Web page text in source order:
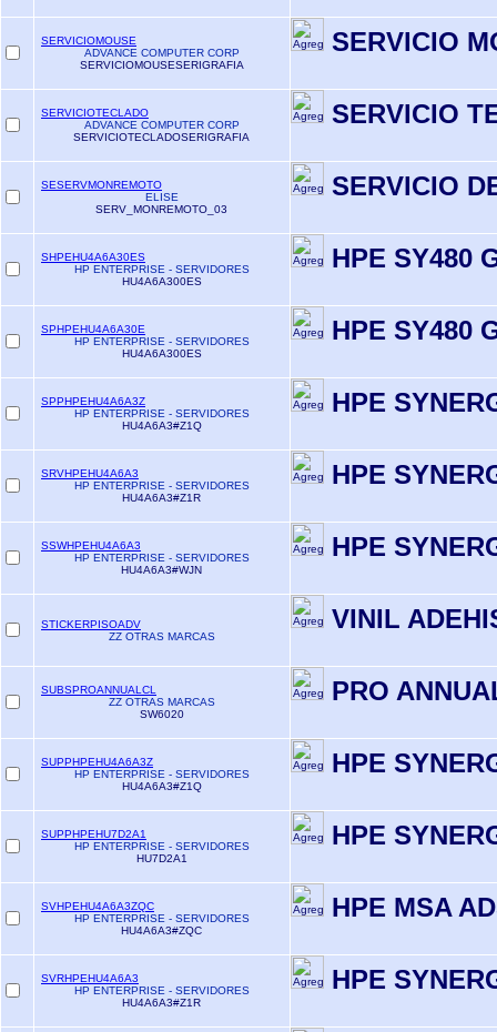
SERVICIOMOUSE
ADVANCE COMPUTER CORP
SERVICIOMOUSESERIGRAFIA
SERVICIO
SERVICIOTECLADO
ADVANCE COMPUTER CORP
SERVICIOTECLADOSERIGRAFIA
SERVICIO
SESERVMONREMOTO
ELISE
SERV_MONREMOTO_03
SERVICIO
SHPEHU4A6A30ES
HP ENTERPRISE - SERVIDORES
HU4A6A300ES
HPE SY480
SPHPEHU4A6A30E
HP ENTERPRISE - SERVIDORES
HU4A6A300ES
HPE SY480
SPPHPEHU4A6A3Z
HP ENTERPRISE - SERVIDORES
HU4A6A3#Z1Q
HPE
SRVHPEHU4A6A3
HP ENTERPRISE - SERVIDORES
HU4A6A3#Z1R
HPE
SSWHPEHU4A6A3
HP ENTERPRISE - SERVIDORES
HU4A6A3#WJN
HPE
STICKERPISOADV
ZZ OTRAS MARCAS
VINIL
SUBSPROANNUALCL
ZZ OTRAS MARCAS
SW6020
PRO
SUPPHPEHU4A6A3Z
HP ENTERPRISE - SERVIDORES
HU4A6A3#Z1Q
HPE
SUPPHPEHU7D2A1
HP ENTERPRISE - SERVIDORES
HU7D2A1
HPE
SVHPEHU4A6A3ZQC
HP ENTERPRISE - SERVIDORES
HU4A6A3#ZQC
HPE MSA
SVRHPEHU4A6A3
HP ENTERPRISE - SERVIDORES
HU4A6A3#Z1R
HPE